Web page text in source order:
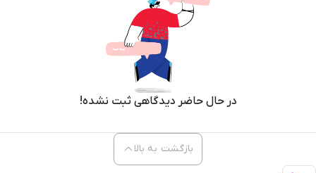
در حال حاضر دیدگاهی ثبت نشده!
بازگشت به بالا